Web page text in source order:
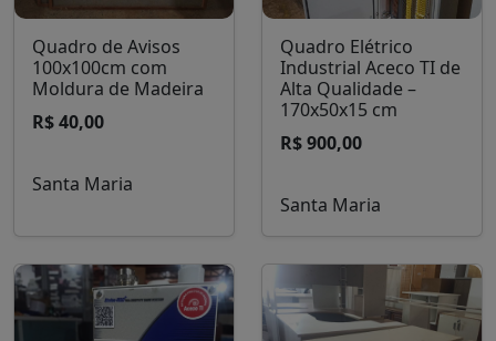
Quadro de Avisos
100x100cm com
Moldura de Madeira
R$ 40,00
Santa Maria
Quadro Elétrico
Industrial Aceco TI de
Alta Qualidade –
170x50x15 cm
R$ 900,00
Santa Maria